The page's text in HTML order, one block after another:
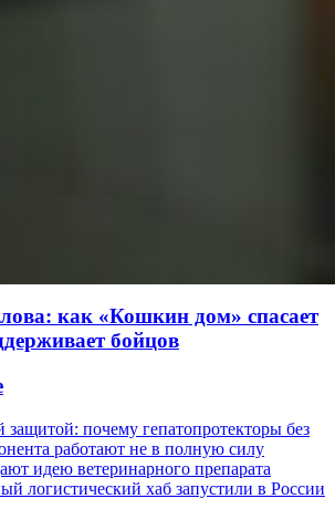
как «Кошкин дом» спасает
бойцов
почему гепатопротекторы без
работают не в полную силу
идею ветеринарного препарата
логистический хаб запустили в России